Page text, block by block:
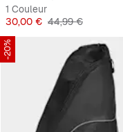
1 Couleur
Prix
30,00 € Prix original
44,99 €
-20%